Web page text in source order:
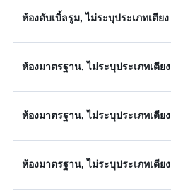
ห้องดับเบิ้ลรูม, ไม่ระบุประเภทเตียง
ห้องมาตรฐาน, ไม่ระบุประเภทเตียง
ห้องมาตรฐาน, ไม่ระบุประเภทเตียง
ห้องมาตรฐาน, ไม่ระบุประเภทเตียง